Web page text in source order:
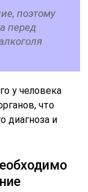
поэтому
перед
у человека
что
диагноза и